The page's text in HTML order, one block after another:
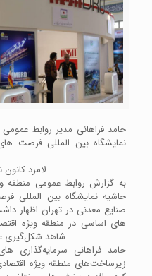
حامد فراهانی مدیر روابط
نمایشگاه بین المللی فرصت
لامرد
به گزارش روابط عمومی منطقه
حاشیه نمایشگاه بین المللی
صنایع معدنی در تهران اظهار
شاهد شکل‌گیری عسلویه معدنی در جنوب کشور هستیم.
حامد فراهانی